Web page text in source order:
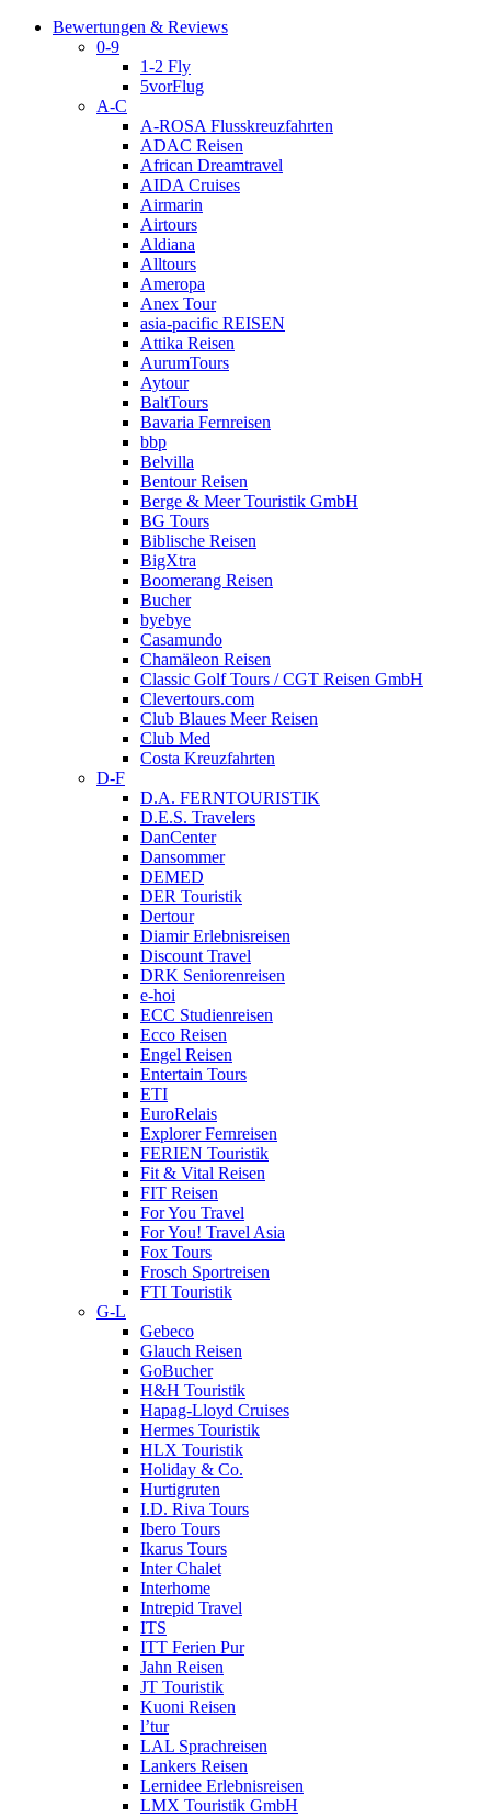
Bewertungen & Reviews
0-9
1-2 Fly
5vorFlug
A-C
A-ROSA Flusskreuzfahrten
ADAC Reisen
African Dreamtravel
AIDA Cruises
Airmarin
Airtours
Aldiana
Alltours
Ameropa
Anex Tour
asia-pacific REISEN
Attika Reisen
AurumTours
Aytour
BaltTours
Bavaria Fernreisen
bbp
Belvilla
Bentour Reisen
Berge & Meer Touristik GmbH
BG Tours
Biblische Reisen
BigXtra
Boomerang Reisen
Bucher
byebye
Casamundo
Chamäleon Reisen
Classic Golf Tours / CGT Reisen GmbH
Clevertours.com
Club Blaues Meer Reisen
Club Med
Costa Kreuzfahrten
D-F
D.A. FERNTOURISTIK
D.E.S. Travelers
DanCenter
Dansommer
DEMED
DER Touristik
Dertour
Diamir Erlebnisreisen
Discount Travel
DRK Seniorenreisen
e-hoi
ECC Studienreisen
Ecco Reisen
Engel Reisen
Entertain Tours
ETI
EuroRelais
Explorer Fernreisen
FERIEN Touristik
Fit & Vital Reisen
FIT Reisen
For You Travel
For You! Travel Asia
Fox Tours
Frosch Sportreisen
FTI Touristik
G-L
Gebeco
Glauch Reisen
GoBucher
H&H Touristik
Hapag-Lloyd Cruises
Hermes Touristik
HLX Touristik
Holiday & Co.
Hurtigruten
I.D. Riva Tours
Ibero Tours
Ikarus Tours
Inter Chalet
Interhome
Intrepid Travel
ITS
ITT Ferien Pur
Jahn Reisen
JT Touristik
Kuoni Reisen
l’tur
LAL Sprachreisen
Lankers Reisen
Lernidee Erlebnisreisen
LMX Touristik GmbH